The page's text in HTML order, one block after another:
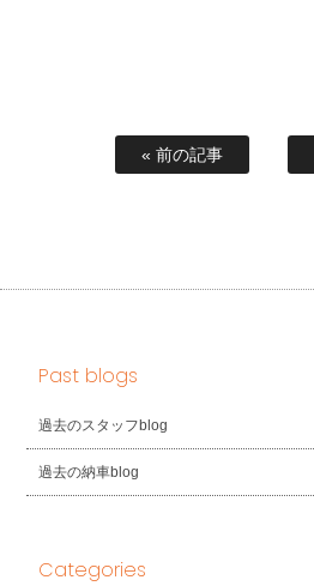
« 前の記事
Past blogs
過去のスタッフblog
過去の納車blog
Categories